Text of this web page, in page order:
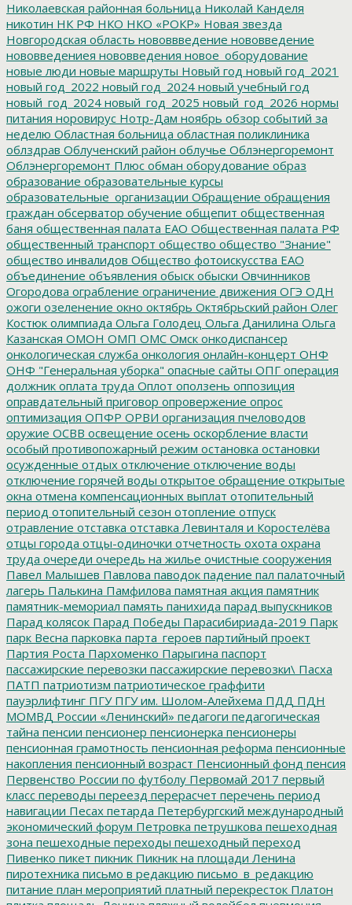
Николаевская районная больница Николай Канделя
никотин НК РФ НКО НКО «РОКР» Новая звезда
Новгородская область нововвведение нововведение
нововведениея нововведения новое_оборудование
новые люди новые маршруты Новый год новый год_2021
новый год_2022 новый год_2024 новый учебный год
новый_год_2024 новый_год_2025 новый_год_2026 нормы
питания норовирус Нотр-Дам ноябрь обзор событий за
неделю Областная больница областная поликлиника
облздрав Облученский район облучье Облэнергоремонт
Облэнергоремонт Плюс обман оборудование образ
образование образовательные курсы
образовательные_организации Обращение обращения
граждан обсерватор обучение общепит общественная
баня общественная палата ЕАО Общественная палата РФ
общественный транспорт общество общество "Знание"
общество инвалидов Общество фотоискусства ЕАО
объединение объявления обыск обыски Овчинников
Огородова ограбление ограничение движения ОГЭ ОДН
ожоги озеленение окно октябрь Октябрьский район Олег
Костюк олимпиада Ольга Голодец Ольга Данилина Ольга
Казанская ОМОН ОМП ОМС Омск онкодиспансер
онкологическая служба онкология онлайн-концерт ОНФ
ОНФ "Генеральная уборка" опасные сайты ОПГ операция
должник оплата труда Оплот оползень оппозиция
оправдательный приговор опровержение опрос
оптимизация ОПФР ОРВИ организация пчеловодов
оружие ОСВВ освещение осень оскорбление власти
особый противопожарный режим остановка остановки
осужденные отдых отключение отключение воды
отключение горячей воды открытое обращение открытые
окна отмена компенсационных выплат отопительный
период отопительный сезон отопление отпуск
отравление отставка отставка Левинталя и Коростелёва
отцы города отцы-одиночки отчетность охота охрана
труда очереди очередь на жилье очистные сооружения
Павел Малышев Павлова паводок падение пал палаточный
лагерь Палькина Памфилова памятная акция памятник
памятник-мемориал память панихида парад выпускников
Парад колясок Парад Победы Парасибириада-2019 Парк
парк Весна парковка парта_героев партийный проект
Партия Роста Пархоменко Парыгина паспорт
пассажирские перевозки пассажирские перевозки\ Пасха
ПАТП патриотизм патриотическое граффити
пауэрлифтинг ПГУПГУ им. Шолом-Алейхема ПДД ПДН
МОМВД России «Ленинский» педагоги педагогическая
тайна пенсии пенсионер пенсионерка пенсионеры
пенсионная грамотность пенсионная реформа пенсионные
накопления пенсионный возраст Пенсионный фонд пенсия
Первенство России по футболу Первомай 2017 первый
класс переводы переезд перерасчет перечень период
навигации Песах петарда Петербургский международный
экономический форум Петровка петрушкова пешеходная
зона пешеходные переходы пешеходный переход
Пивенко пикет пикник Пикник на площади Ленина
пиротехника письмо в редакцию письмо_в_редакцию
питание план мероприятий платный перекресток Платон